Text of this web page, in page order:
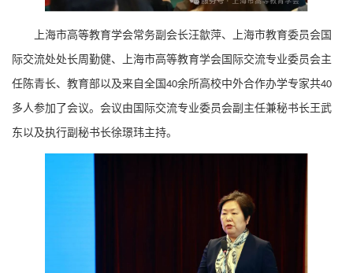
上海市高等教育学会常务副会长汪歙萍、上海市教育委员会国
际交流处处长周勤健、上海市高等教育学会国际交流专业委员会主
任陈青长、教育部以及来自全国 40余所高校中外合作办学专家共40
多人参加了会议。会议由国际交流专业委员会副主任兼秘书长王武
东以及执行副秘书长徐璟玮主持。